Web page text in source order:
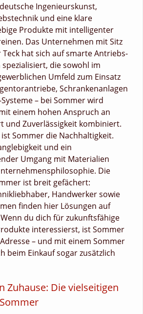
Ingenieurskunst,
und eine klare
Produkte mit intelligenter
Das Unternehmen mit Sitz
hat sich auf smarte Antriebs-
die sowohl im
Umfeld zum Einsatz
Schrankenanlagen
– bei Sommer wird
einem hohen Anspruch an
und Zuverlässigkeit kombiniert.
Sommer die Nachhaltigkeit.
und ein
Umgang mit Materialien
Die
ist breit gefächert:
Handwerker sowie
finden hier Lösungen auf
du dich für zukunftsfähige
interessierst, ist Sommer
– und mit einem Sommer
beim Einkauf sogar zusätzlich
Zuhause: Die vielseitigen